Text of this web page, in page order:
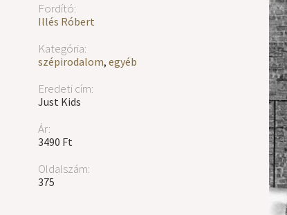
Fordító:
Illés Róbert
Kategória:
szépirodalom, egyéb
Eredeti cím:
Just Kids
Ár:
3490 Ft
Oldalszám:
375